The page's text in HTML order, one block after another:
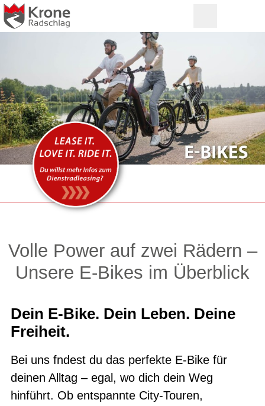
Volle Power auf zwei Rädern –
Unsere E-Bikes im Überblick
Dein E-Bike. Dein Leben. Deine
Freiheit.
Bei uns fndest du das perfekte E-Bike für
deinen Alltag – egal, wo dich dein Weg
hinführt. Ob entspannte City-Touren,